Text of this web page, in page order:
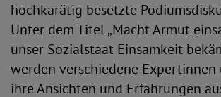
hochkarätig besetzte
Unter dem Titel „Macht Armut
unser Sozialstaat Einsamkeit
werden verschiedene
ihre Ansichten und Erfahrungen